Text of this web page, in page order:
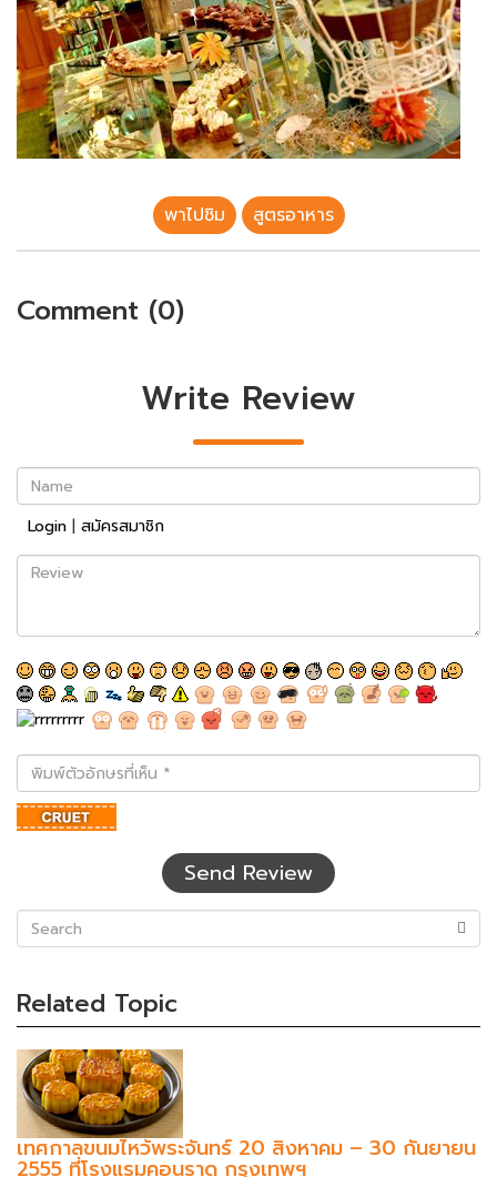
พาไปชิม สูตรอาหาร
Comment (0)
Write Review
Name
Login | สมัครสมาชิก
Review
พิมพ์
ตัว
อักษร
ที่
Send Review
Related Topic
เทศกาลขนมไหว้พระจันทร์ 20 สิงหาคม – 30 กันยายน
2555 ที่โรงแรมคอนราด กรุงเทพฯ